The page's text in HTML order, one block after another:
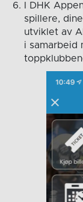
I DHK
spillere,
utviklet av
i samarbeid